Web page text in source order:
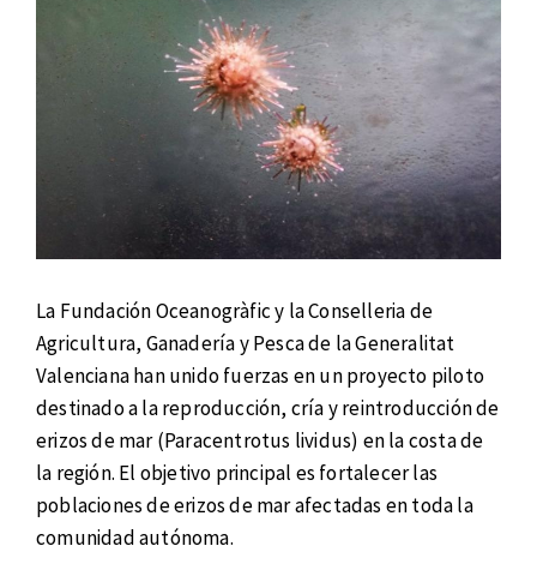
La Fundación Oceanogràfic y la Conselleria de
Agricultura, Ganadería y Pesca de la Generalitat
Valenciana han unido fuerzas en un proyecto piloto
destinado a la reproducción, cría y reintroducción de
erizos de mar (Paracentrotus lividus) en la costa de
la región. El objetivo principal es fortalecer las
poblaciones de erizos de mar afectadas en toda la
comunidad autónoma.